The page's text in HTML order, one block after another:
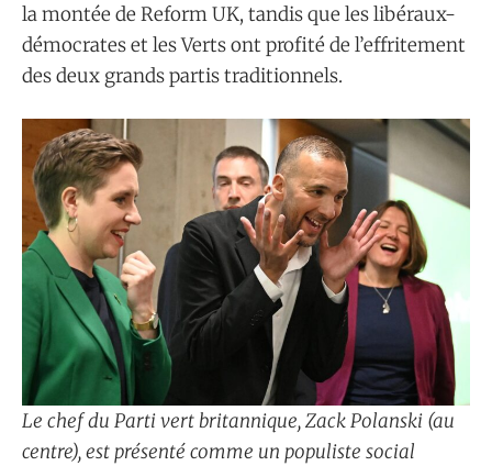
la montée de Reform UK, tandis que les libéraux-
démocrates et les Verts ont profité de l’effritement
des deux grands partis traditionnels.
Le chef du Parti vert britannique, Zack Polanski (au
centre), est présenté comme un populiste social